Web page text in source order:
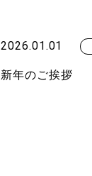
2026.01.01
新年のご挨拶